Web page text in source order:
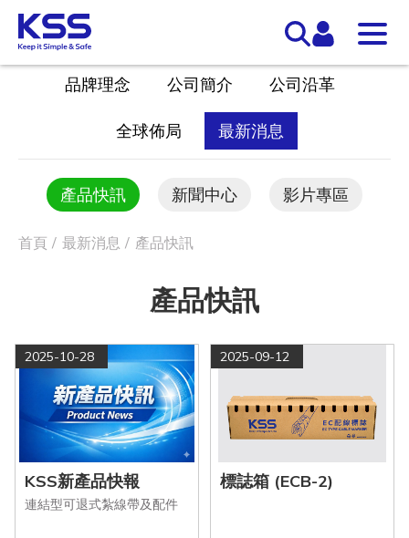
品牌理念 公司簡介 公司沿革
全球佈局 最新消息
產品快訊 新聞中心 影片專區
首頁 最新消息 產品快訊
產品快訊
2025-10-28
KSS新產品快報
連結型可退式紮線帶及配件
2025-09-12
標誌箱 (ECB-2)